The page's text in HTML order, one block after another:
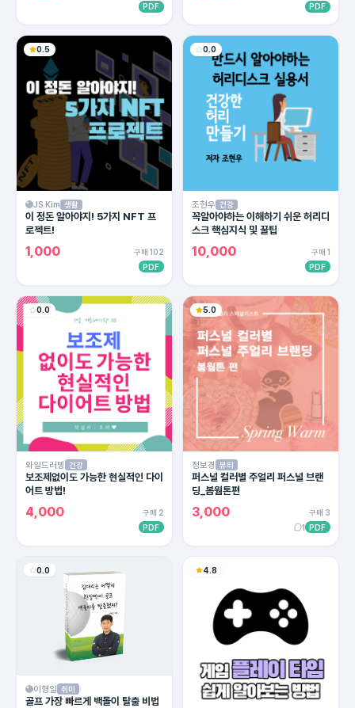
PDF
PDF
0.5
JS Kim 생활
이 정돈 알아야지! 5가지 NFT 프
로젝트!
1,000
구매 102
PDF
0.0
조현우 건강
꼭알아야하는 이해하기 쉬운 허리디
스크 핵심지식 및 꿀팁
10,000
구매 1
PDF
0.0
와일드러빙 건강
보조제없이도 가능한 현실적인 다이
어트 방법!
4,000
구매 2
PDF
5.0
정보경 뷰티
퍼스널 컬러별 주얼리 퍼스널 브랜
딩_봄웜톤편
3,000
구매 3
1 PDF
0.0
이형일 취미
골프 가장 빠르게 백돌이 탈출 비법
4.8